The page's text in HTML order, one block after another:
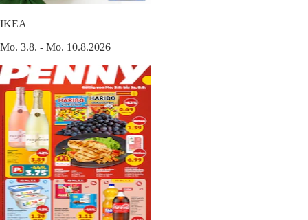
IKEA
Mo. 3.8. - Mo. 10.8.2026